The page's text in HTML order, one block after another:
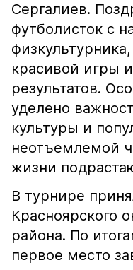
Сергалиев.
футболисток с
красивой игры
результатов.
уделено
культуры и
неотъемлемой
жизни
В турнире
Красноярского
района. По
первое место